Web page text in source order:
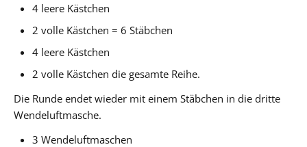
4 leere Kästchen
2 volle Kästchen = 6 Stäbchen
4 leere Kästchen
2 volle Kästchen die gesamte Reihe.
Die Runde endet wieder mit einem Stäbchen in die dritte
Wendeluftmasche.
3 Wendeluftmaschen